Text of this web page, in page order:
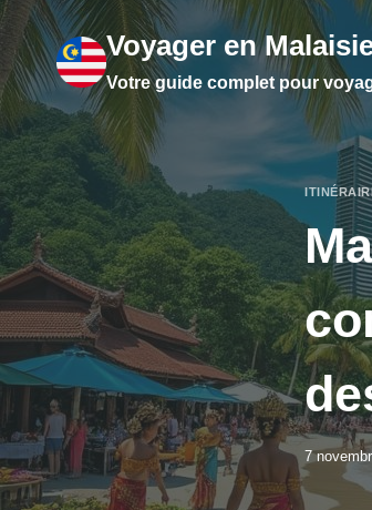
Aller
au
contenu
Voyager en
Votre guide complet pour
7